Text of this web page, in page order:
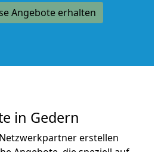
Angebote erhalten
in Gedern
erstellen